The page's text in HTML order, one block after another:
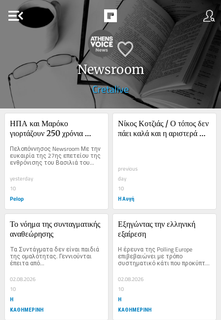
menu_open
Newsroom
Cretalive
ΗΠΑ και Μαρόκο
γιορτάζουν 250 χρόνια
Πελοπόννησος Newsroom Με την
ευκαιρία της 27ης επετείου της
ενθρόνισης του Βασιλιά του...
yesterday
10
Pelop
Νίκος Κοτζιάς / Ο τόπος δεν
πάει καλά και η αριστερά
previous
day
10
Η Αυγή
Το νόημα της συνταγματικής
αναθεώρησης
Τα Συντάγματα δεν είναι παιδιά
της ομαλότητας. Γεννιούνται
έπειτα από...
02.08.2026
10
Η
ΚΑΘΗΜΕΡΙΝΗ
Εξηγώντας την ελληνική
εξαίρεση
Η έρευνα της Polling Europe
επιβεβαιώνει με τρόπο
συστηματικό κάτι που προκύπτει
ως μια...
02.08.2026
10
Η
ΚΑΘΗΜΕΡΙΝΗ